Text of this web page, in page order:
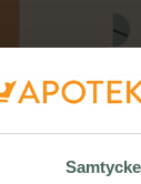
Samtycke